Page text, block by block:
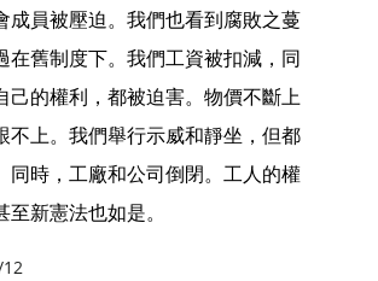
成員被壓迫。我們也看到腐敗之蔓
在舊制度下。我們工資被扣減，同
己的權利，都被迫害。物價不斷上
不上。我們舉行示威和靜坐，但都
同時，工廠和公司倒閉。工人的權
新憲法也如是。